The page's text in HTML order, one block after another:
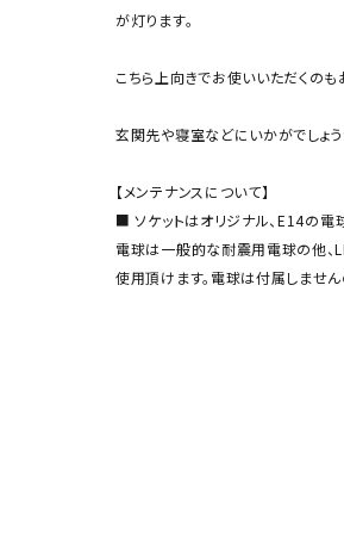
が灯ります。
こちら上向きでお使いいただくのも
玄関先や寝室などにいかがでしょう
【メンテナンスについて】
■ ソケットはオリジナル、E14の電
電球は一般的な耐震用電球の他、
使用頂けます。電球は付属しません